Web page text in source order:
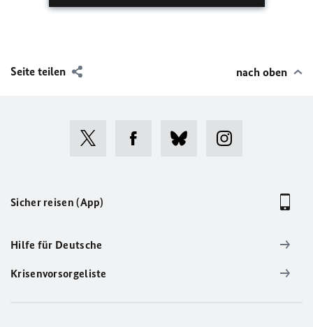
Seite teilen nach oben
Sicher reisen (App)
Hilfe für Deutsche
Krisenvorsorgeliste